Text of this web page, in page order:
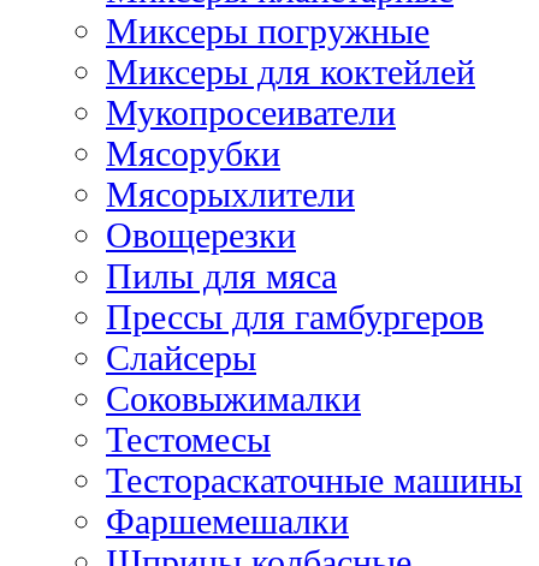
Миксеры погружные
Миксеры для коктейлей
Мукопросеиватели
Мясорубки
Мясорыхлители
Овощерезки
Пилы для мяса
Прессы для гамбургеров
Слайсеры
Соковыжималки
Тестомесы
Тестораскаточные машины
Фаршемешалки